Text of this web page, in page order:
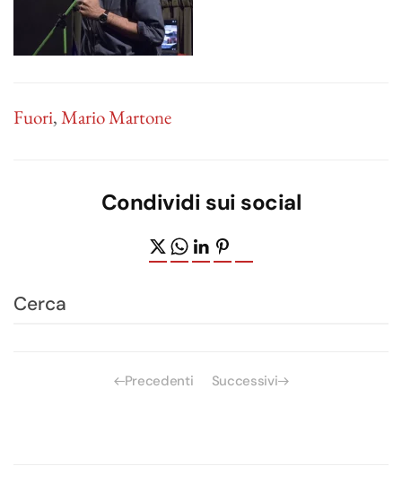
Fuori,Mario Martone
Condividi sui social
Precedenti Successivi